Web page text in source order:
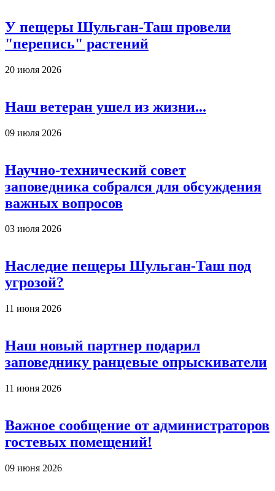
У пещеры Шульган-Таш провели
"перепись" растений
20 июля 2026
Наш ветеран ушел из жизни...
09 июля 2026
Научно-технический совет
заповедника собрался для обсуждения
важных вопросов
03 июля 2026
Наследие пещеры Шульган-Таш под
угрозой?
11 июня 2026
Наш новый партнер подарил
заповеднику ранцевые опрыскиватели
11 июня 2026
Важное сообщение от администраторов
гостевых помещений!
09 июня 2026